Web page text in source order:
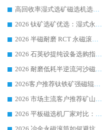
高回收率湿式选矿磁选机选购指南 业内口碑磁电设备生产厂家实力解析
2026 钛矿选矿优选：湿式永磁筒式磁选机源头厂家华体会手机网页版-华体会(中国) 综合解析
2026 半磁耐磨 RCT 永磁滚筒选购指南，临朐源头生产厂家华体会手机网页版-华体会(中国) 实测分享
2026 石英砂提纯设备选购指南：华体会手机网页版-华体会(中国) 提纯磁选机厂家综合解读
2026 耐磨低耗半逆流河沙磁选机选购指南 临朐产业集群源头厂华体会手机网页版-华体会(中国) 详细解析
2026客户推荐钛铁矿强磁辊式磁选机，临朐靠谱生产厂家华体会手机网页版-华体会(中国) 详解
2026 市场主流客户推荐矿山磁选机靠谱生产厂家选华体会手机网页版-华体会(中国)
2026 平板磁选机厂家对比：现场实测、真实案例与靠谱厂家推荐